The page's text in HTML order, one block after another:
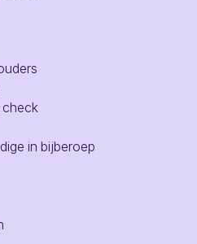
check
in bijberoep